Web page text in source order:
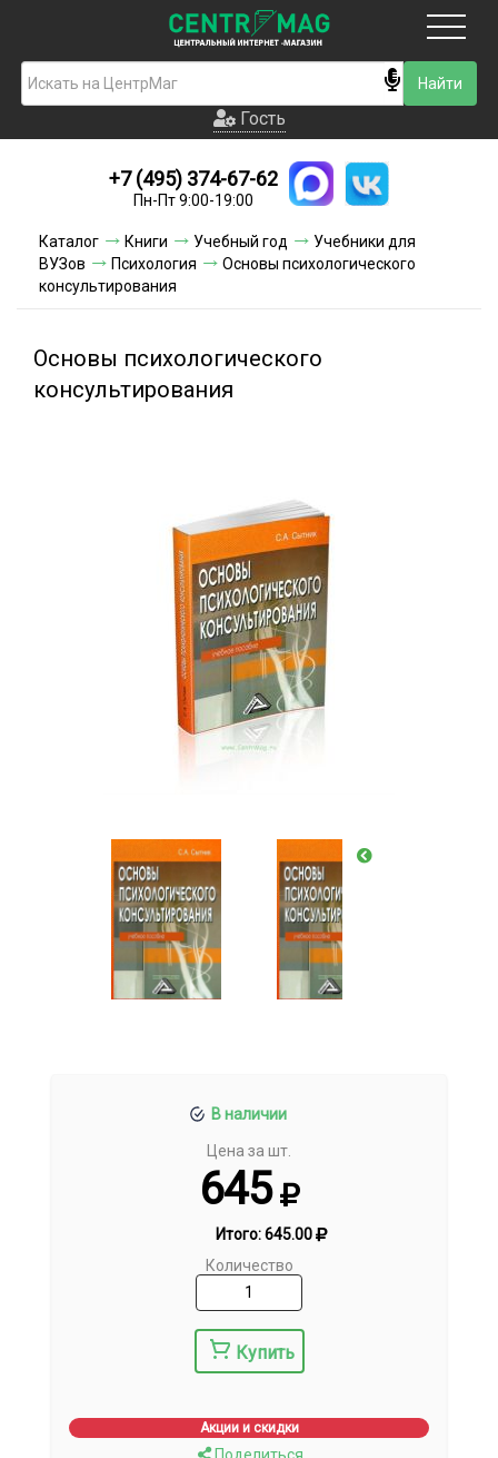
Гость
Новинки
Условия доставки
Гость
+7 (495) 374-67-62
Пн-Пт 9:00-19:00
Каталог Книги Учебный год
Учебники для
ВУЗов
Психология
Основы психологического
консультирования
Основы психологического
консультирования
В наличии
Цена за шт.
645
Итого:645.00
Количество
Купить
Акции и скидки
Поделиться